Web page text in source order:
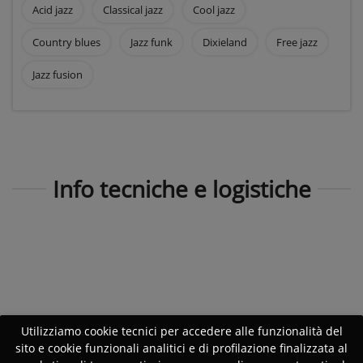
Acid jazz Classical jazz Cool jazz
Country blues Jazz funk Dixieland Free jazz
Jazz fusion
Info tecniche e logistiche
Utilizziamo cookie tecnici per accedere alle funzionalità del
sito e cookie funzionali analitici e di profilazione finalizzata al